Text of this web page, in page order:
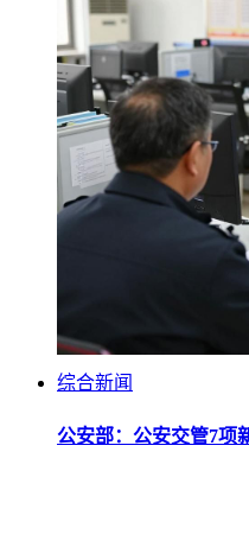
综合新闻
公安部：公安交管7项